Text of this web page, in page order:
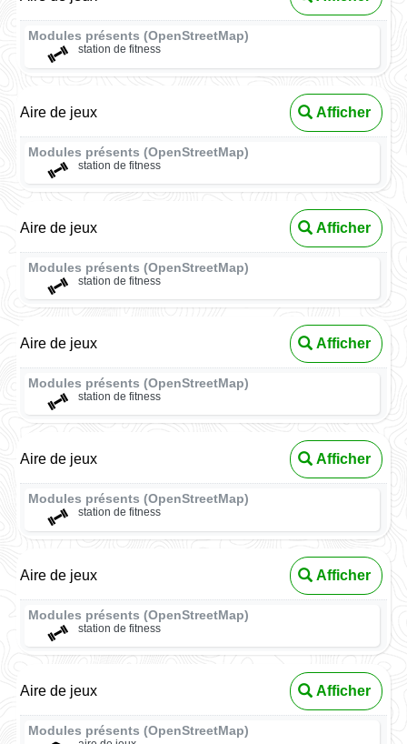
Modules présents (OpenStreetMap)
station de fitness
Aire de jeux Afficher
Modules présents (OpenStreetMap)
station de fitness
Aire de jeux Afficher
Modules présents (OpenStreetMap)
station de fitness
Aire de jeux Afficher
Modules présents (OpenStreetMap)
station de fitness
Aire de jeux Afficher
Modules présents (OpenStreetMap)
station de fitness
Aire de jeux Afficher
Modules présents (OpenStreetMap)
station de fitness
Aire de jeux Afficher
Modules présents (OpenStreetMap)